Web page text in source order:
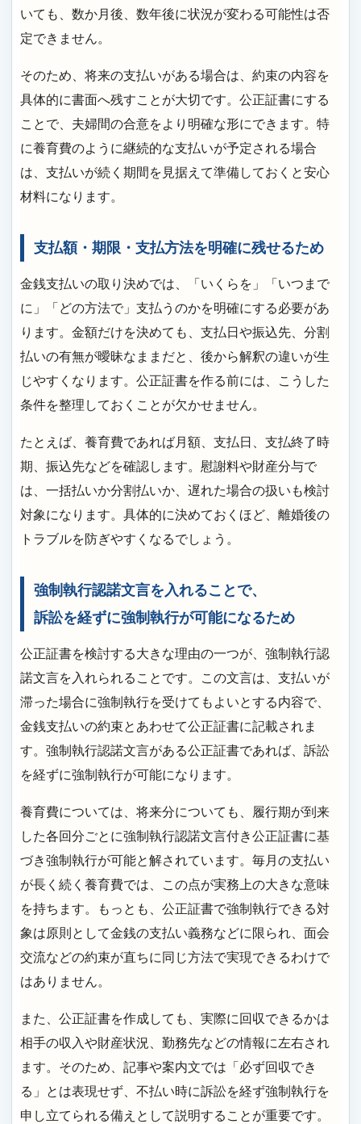
いても、数か月後、数年後に状況が変わる可能性は否
定できません。
そのため、将来の支払いがある場合は、約束の内容を
具体的に書面へ残すことが大切です。公正証書にする
ことで、夫婦間の合意をより明確な形にできます。特
に養育費のように継続的な支払いが予定される場合
は、支払いが続く期間を見据えて準備しておくと安心
材料になります。
支払額・期限・支払方法を明確に残せるため
金銭支払いの取り決めでは、「いくらを」「いつまで
に」「どの方法で」支払うのかを明確にする必要があ
ります。金額だけを決めても、支払日や振込先、分割
払いの有無が曖昧なままだと、後から解釈の違いが生
じやすくなります。公正証書を作る前には、こうした
条件を整理しておくことが欠かせません。
たとえば、養育費であれば月額、支払日、支払終了時
期、振込先などを確認します。慰謝料や財産分与で
は、一括払いか分割払いか、遅れた場合の扱いも検討
対象になります。具体的に決めておくほど、離婚後の
トラブルを防ぎやすくなるでしょう。
強制執行認諾文言を入れることで、
訴訟を経ずに強制執行が可能になるため
公正証書を検討する大きな理由の一つが、強制執行認
諾文言を入れられることです。この文言は、支払いが
滞った場合に強制執行を受けてもよいとする内容で、
金銭支払いの約束とあわせて公正証書に記載されま
す。強制執行認諾文言がある公正証書であれば、訴訟
を経ずに強制執行が可能になります。
養育費については、将来分についても、履行期が到来
した各回分ごとに強制執行認諾文言付き公正証書に基
づき強制執行が可能と解されています。毎月の支払い
が長く続く養育費では、この点が実務上の大きな意味
を持ちます。もっとも、公正証書で強制執行できる対
象は原則として金銭の支払い義務などに限られ、面会
交流などの約束が直ちに同じ方法で実現できるわけで
はありません。
また、公正証書を作成しても、実際に回収できるかは
相手の収入や財産状況、勤務先などの情報に左右され
ます。そのため、記事や案内文では「必ず回収でき
る」とは表現せず、不払い時に訴訟を経ず強制執行を
申し立てられる備えとして説明することが重要です。